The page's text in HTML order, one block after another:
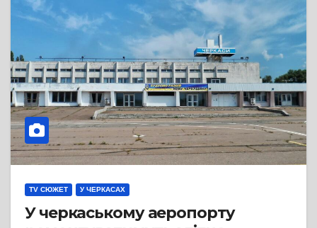
TV СЮЖЕТ У ЧЕРКАСАХ
У черкаському аеропорту